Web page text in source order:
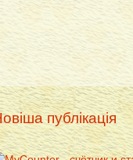
публікація